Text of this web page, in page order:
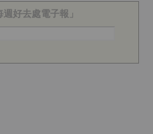
好去處電子報」